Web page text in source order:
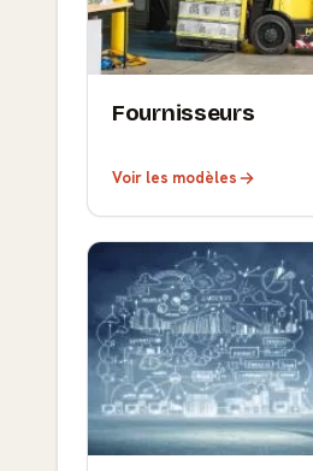
Fournisseurs
Voir les modèles